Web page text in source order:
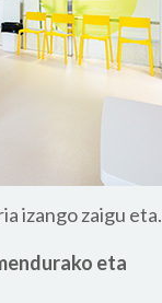
izango zaigu eta.
eta